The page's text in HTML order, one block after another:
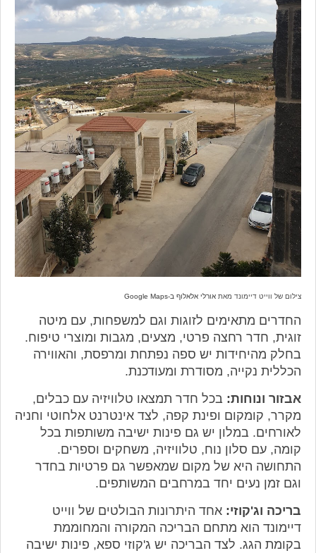
צילום של ווייט דיימונד מאת אורלי אלאלוף ב-Google Maps
החדרים מתאימים לזוגות וגם למשפחות, עם מיטה
זוגית, חדר רחצה פרטי, מצעים, מגבות ומוצרי טיפוח.
בחלק מהיחידות יש ספה נפתחת ומרפסת, והאווירה
הכללית נקייה, מסודרת ומעודכנת.
אבזור ונוחות: בכל חדר תמצאו טלוויזיה עם כבלים,
מקרר, קומקום ופינת קפה, לצד אינטרנט אלחוטי וחניה
לאורחים. במלון יש גם פינות ישיבה משותפות בכל
קומה, עם סלון נוח, טלוויזיה, משחקים וספרים.
התחושה היא של מקום שמאפשר גם פרטיות בחדר
וגם זמן נעים יחד במרחבים המשותפים.
בריכה וג'קוזי: אחד היתרונות הבולטים של ווייט
דיימונד הוא מתחם הבריכה המקורה והמחוממת
בקומת הגג. לצד הבריכה יש ג'קוזי ספא, פינות ישיבה